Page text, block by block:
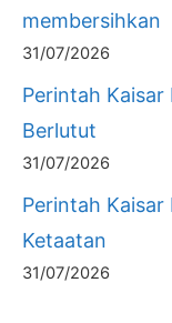
membersihkan
31/07/2026
Perintah Kaisar
Berlutut
31/07/2026
Perintah Kaisar
Ketaatan
31/07/2026